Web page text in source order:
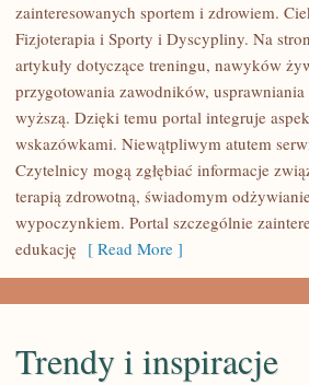
PSYCHOLOGIA
SPORTU
zainteresowanych sportem i zdrowiem.
Fizjoterapia i Sporty i Dyscypliny. Na
artykuły dotyczące treningu, nawyków
przygotowania zawodników,
wyższą. Dzięki temu portal integruje
wskazówkami. Niewątpliwym atutem
Czytelnicy mogą zgłębiać informacje
terapią zdrowotną, świadomym
wypoczynkiem. Portal szczególnie
edukację [ Read More ]
Trendy i inspiracje